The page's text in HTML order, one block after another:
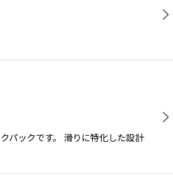
パックです。 滑りに特化した設計